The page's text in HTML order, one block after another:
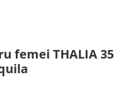
femei THALIA 35